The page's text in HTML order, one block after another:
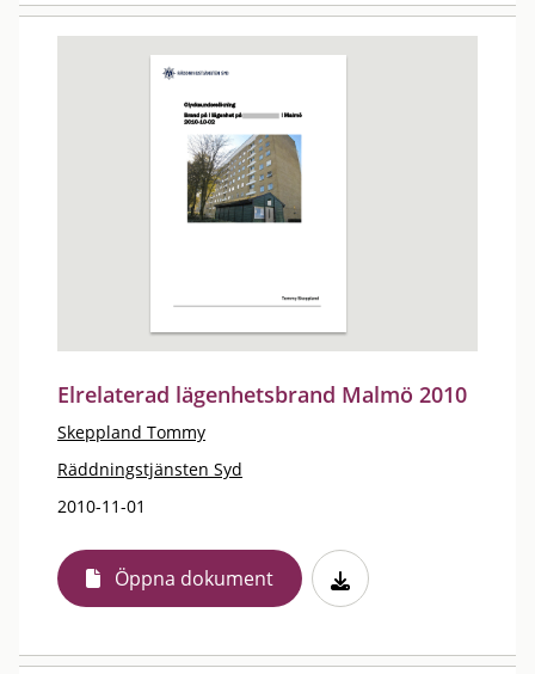
Elrelaterad lägenhetsbrand Malmö 2010
Skeppland Tommy
Räddningstjänsten Syd
2010-11-01
Öppna dokument